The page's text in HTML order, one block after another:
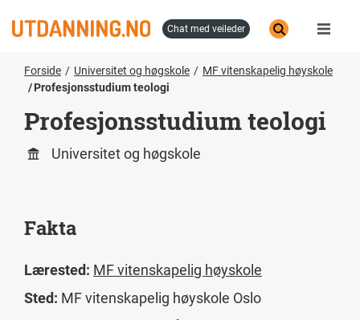
til
chat med veileder
Forside Universitet og høgskole
MF vitenskapelig høyskole
Profesjonsstudium teologi
Profesjonsstudium teologi
Universitet og høgskole
Fakta
Lærested: MF vitenskapelig høyskole
Sted: MF vitenskapelig høyskole Oslo